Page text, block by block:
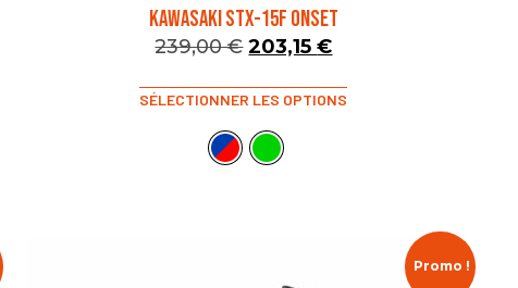
KAWASAKI STX-15F ONSET
239,00€ 203,15€
SÉLECTIONNER LES OPTIONS
Promo !